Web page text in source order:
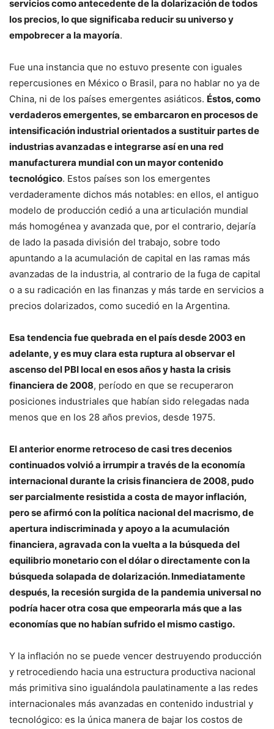
servicios como antecedente de la dolarización de todos
los precios, lo que significaba reducir su universo y
empobrecer a la mayoría.
Fue una instancia que no estuvo presente con iguales
repercusiones en México o Brasil, para no hablar no ya de
China, ni de los países emergentes asiáticos. Éstos, como
verdaderos emergentes, se embarcaron en procesos de
intensificación industrial orientados a sustituir partes de
industrias avanzadas e integrarse así en una red
manufacturera mundial con un mayor contenido
tecnológico. Estos países son los emergentes
verdaderamente dichos más notables: en ellos, el antiguo
modelo de producción cedió a una articulación mundial
más homogénea y avanzada que, por el contrario, dejaría
de lado la pasada división del trabajo, sobre todo
apuntando a la acumulación de capital en las ramas más
avanzadas de la industria, al contrario de la fuga de capital
o a su radicación en las finanzas y más tarde en servicios a
precios dolarizados, como sucedió en la Argentina.
Esa tendencia fue quebrada en el país desde 2003 en
adelante, y es muy clara esta ruptura al observar el
ascenso del PBI local en esos años y hasta la crisis
financiera de 2008, período en que se recuperaron
posiciones industriales que habían sido relegadas nada
menos que en los 28 años previos, desde 1975.
El anterior enorme retroceso de casi tres decenios
continuados volvió a irrumpir a través de la economía
internacional durante la crisis financiera de 2008, pudo
ser parcialmente resistida a costa de mayor inflación,
pero se afirmó con la política nacional del macrismo, de
apertura indiscriminada y apoyo a la acumulación
financiera, agravada con la vuelta a la búsqueda del
equilibrio monetario con el dólar o directamente con la
búsqueda solapada de dolarización. Inmediatamente
después, la recesión surgida de la pandemia universal no
podría hacer otra cosa que empeorarla más que a las
economías que no habían sufrido el mismo castigo.
Y la inflación no se puede vencer destruyendo producción
y retrocediendo hacia una estructura productiva nacional
más primitiva sino igualándola paulatinamente a las redes
internacionales más avanzadas en contenido industrial y
tecnológico: es la única manera de bajar los costos de